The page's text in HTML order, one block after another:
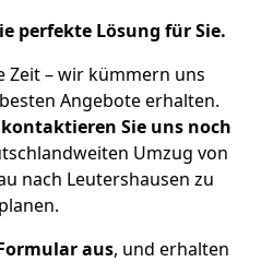
perfekte Lösung für Sie.
Zeit – wir kümmern uns
Angebote erhalten.
kontaktieren Sie uns noch
Umzug von
nach Leutershausen zu
planen.
aus, und erhalten